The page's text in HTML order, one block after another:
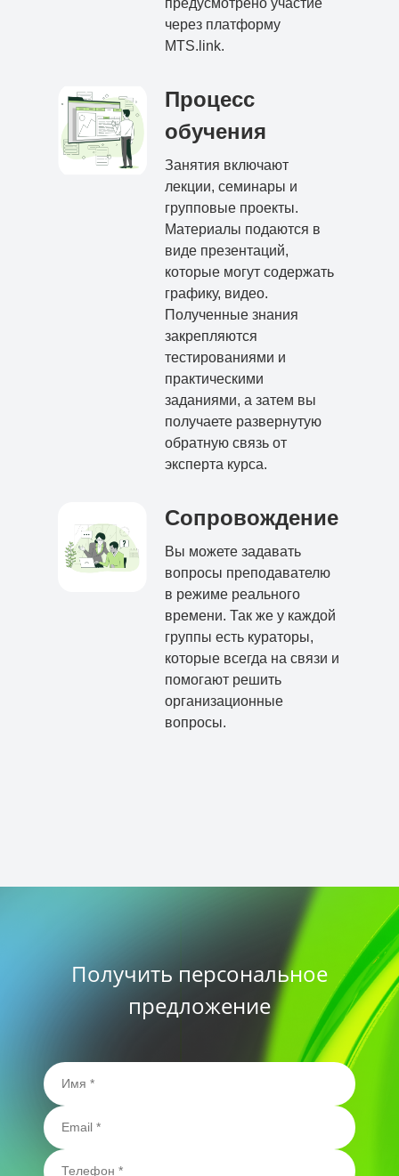
предусмотрено участие
через платформу
MTS.link.
Процесс
обучения
Занятия включают
лекции, семинары и
групповые проекты.
Материалы подаются в
виде презентаций,
которые могут содержать
графику, видео.
Полученные знания
закрепляются
тестированиями и
практическими
заданиями, а затем вы
получаете развернутую
обратную связь от
эксперта курса.
Сопровождение
Вы можете задавать
вопросы преподавателю
в режиме реального
времени. Так же у каждой
группы есть кураторы,
которые всегда на связи и
помогают решить
организационные
вопросы.
Получить персональное
предложение